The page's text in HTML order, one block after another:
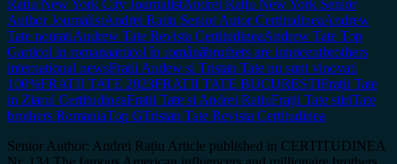
Ratiu New York City JournalistAndrei Rațiu New York Senior
Author JournalistAndrei Ratiu Senior Autor CertitudineaAndrew
Tate noutatiAndrew Tate Revista CertitudineaAndrew Tate Top
Garticol in romanaarticol în românăbrothers are innocentbrothers
international newsFratii Andew si Tristan Tate nu sunt vinovati
100%FRATII TATE 2023FRATII TATE BUCURESTIFrații Tate
in Ziarul CertitudineaFratii Tate si Andrei RatiuFrații Tate stiriTate
brothers RomaniaTop GTristan Tate Revista Certitudinea
Senior Author: Andrei Rațiu Article published in CERTITUDINEA